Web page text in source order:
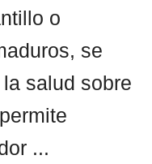
o
se
salud sobre
...